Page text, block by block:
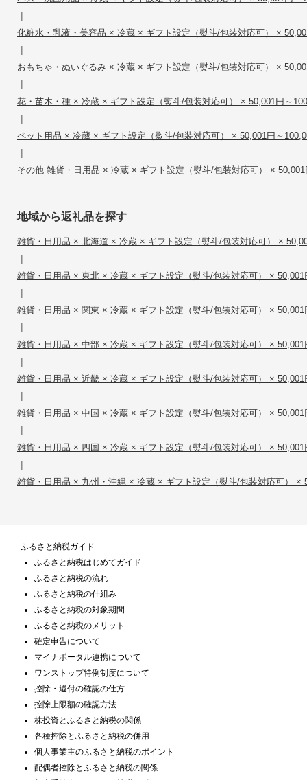
|
化粧水・乳液・美容品 × 冷蔵 × ギフト設定（熨斗/包装対応可） ×
|
おもちゃ・ぬいぐるみ × 冷蔵 × ギフト設定（熨斗/包装対応可） ×
|
花・苗木・種 × 冷蔵 × ギフト設定（熨斗/包装対応可） × 50,001円～
|
ペット用品 × 冷蔵 × ギフト設定（熨斗/包装対応可） × 50,001円～
|
その他 雑貨・日用品 × 冷蔵 × ギフト設定（熨斗/包装対応可） × 50,001
地域から返礼品を探す
雑貨・日用品 × 北海道 × 冷蔵 × ギフト設定（熨斗/包装対応可） ×
|
雑貨・日用品 × 東北 × 冷蔵 × ギフト設定（熨斗/包装対応可） × 50,001
|
雑貨・日用品 × 関東 × 冷蔵 × ギフト設定（熨斗/包装対応可） × 50,001
|
雑貨・日用品 × 中部 × 冷蔵 × ギフト設定（熨斗/包装対応可） × 50,001
|
雑貨・日用品 × 近畿 × 冷蔵 × ギフト設定（熨斗/包装対応可） × 50,001
|
雑貨・日用品 × 中国 × 冷蔵 × ギフト設定（熨斗/包装対応可） × 50,001
|
雑貨・日用品 × 四国 × 冷蔵 × ギフト設定（熨斗/包装対応可） × 50,001
|
雑貨・日用品 × 九州・沖縄 × 冷蔵 × ギフト設定（熨斗/包装対応可） ×
ふるさと納税ガイド
ふるさと納税はじめてガイド
ふるさと納税の流れ
ふるさと納税の仕組み
ふるさと納税の対象期間
ふるさと納税のメリット
確定申告について
マイナポータル連携について
ワンストップ特例制度について
控除・還付の確認の仕方
控除上限額の確認方法
株投資とふるさと納税の関係
各種控除とふるさと納税の併用
個人事業主のふるさと納税のポイント
配偶者控除とふるさと納税の関係